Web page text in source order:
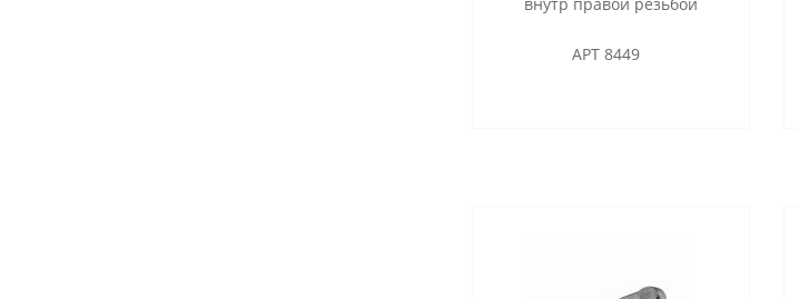
АРТ 8449